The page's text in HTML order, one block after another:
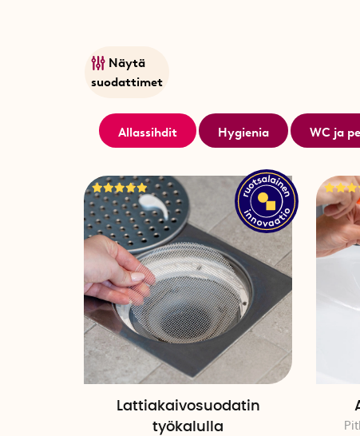
Meiltä
Näytä
suodattimet
Allassihdit Hygienia WC ja
Lattiakaivosuodatin
työkalulla